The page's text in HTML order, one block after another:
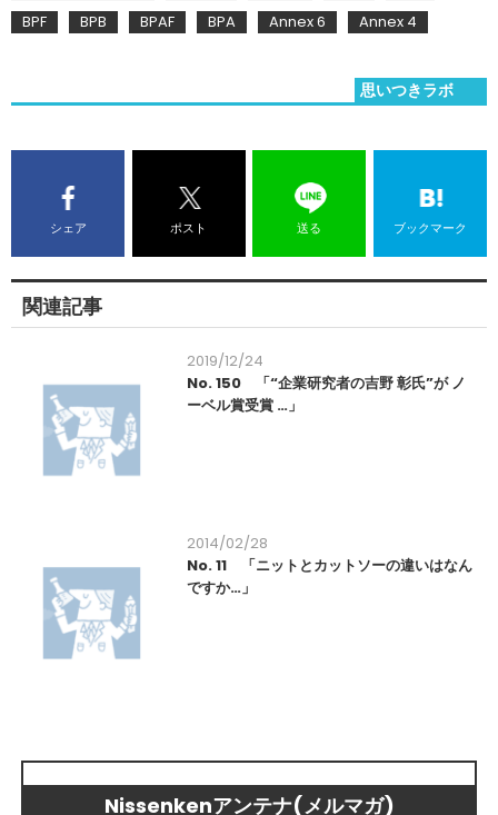
BPF
BPB BPAF BPA Annex 6 Annex 4
思いつきラボ
シェア ポスト 送る ブックマーク
関連記事
2019/12/24
No. 150 「“企業研究者の吉野 彰氏”が ノ
ーベル賞受賞 …」
2014/02/28
No. 11 「ニットとカットソーの違いはなん
ですか…」
Nissenkenアンテナ(メルマガ)